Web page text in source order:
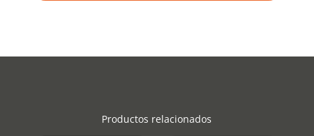
Productos relacionados